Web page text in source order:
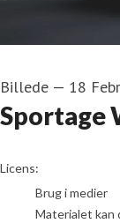
Billede — 18
Sportage
go to media item
Licens:
Brug i medier
Materialet kan